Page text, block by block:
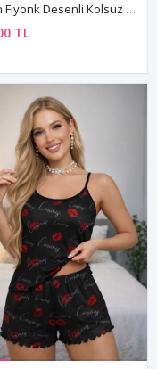
Kadın Fiyonk Desenli Kolsuz Mini Beyaz Şortlu Askılı Yazlık Pijama Takımı
TL